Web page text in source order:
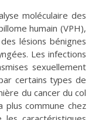
moléculaire des
humain (VPH),
lésions bénignes
Les infections
sexuellement
certains types de
du cancer du col
plus commune chez